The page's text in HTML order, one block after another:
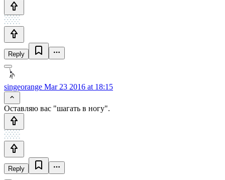
Reply
singeorange Mar 23 2016 at 18:15
Оставляю вас "шагать в ногу".
Reply